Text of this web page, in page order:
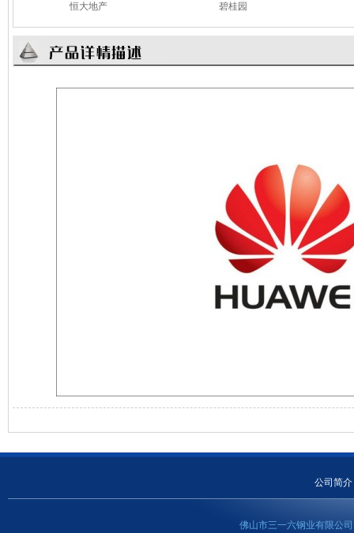
恒大地产 碧桂园
公司简介
佛山市三一六钢业有限公